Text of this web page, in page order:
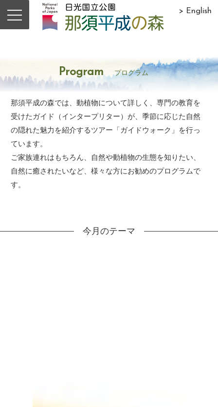
> English
Program プログラム
那須平成の森では、動植物について詳しく、専門の教育を
受けたガイド（インタープリター）が、季節に応じた自然
の隠れた魅力を紹介するツアー「ガイドウォーク」を行っ
ています。
ご家族連れはもちろん、自然や動植物の生態を知りたい、
自然に癒されたいなど、様々な方にお勧めのプログラムで
す。
今月のテーマ